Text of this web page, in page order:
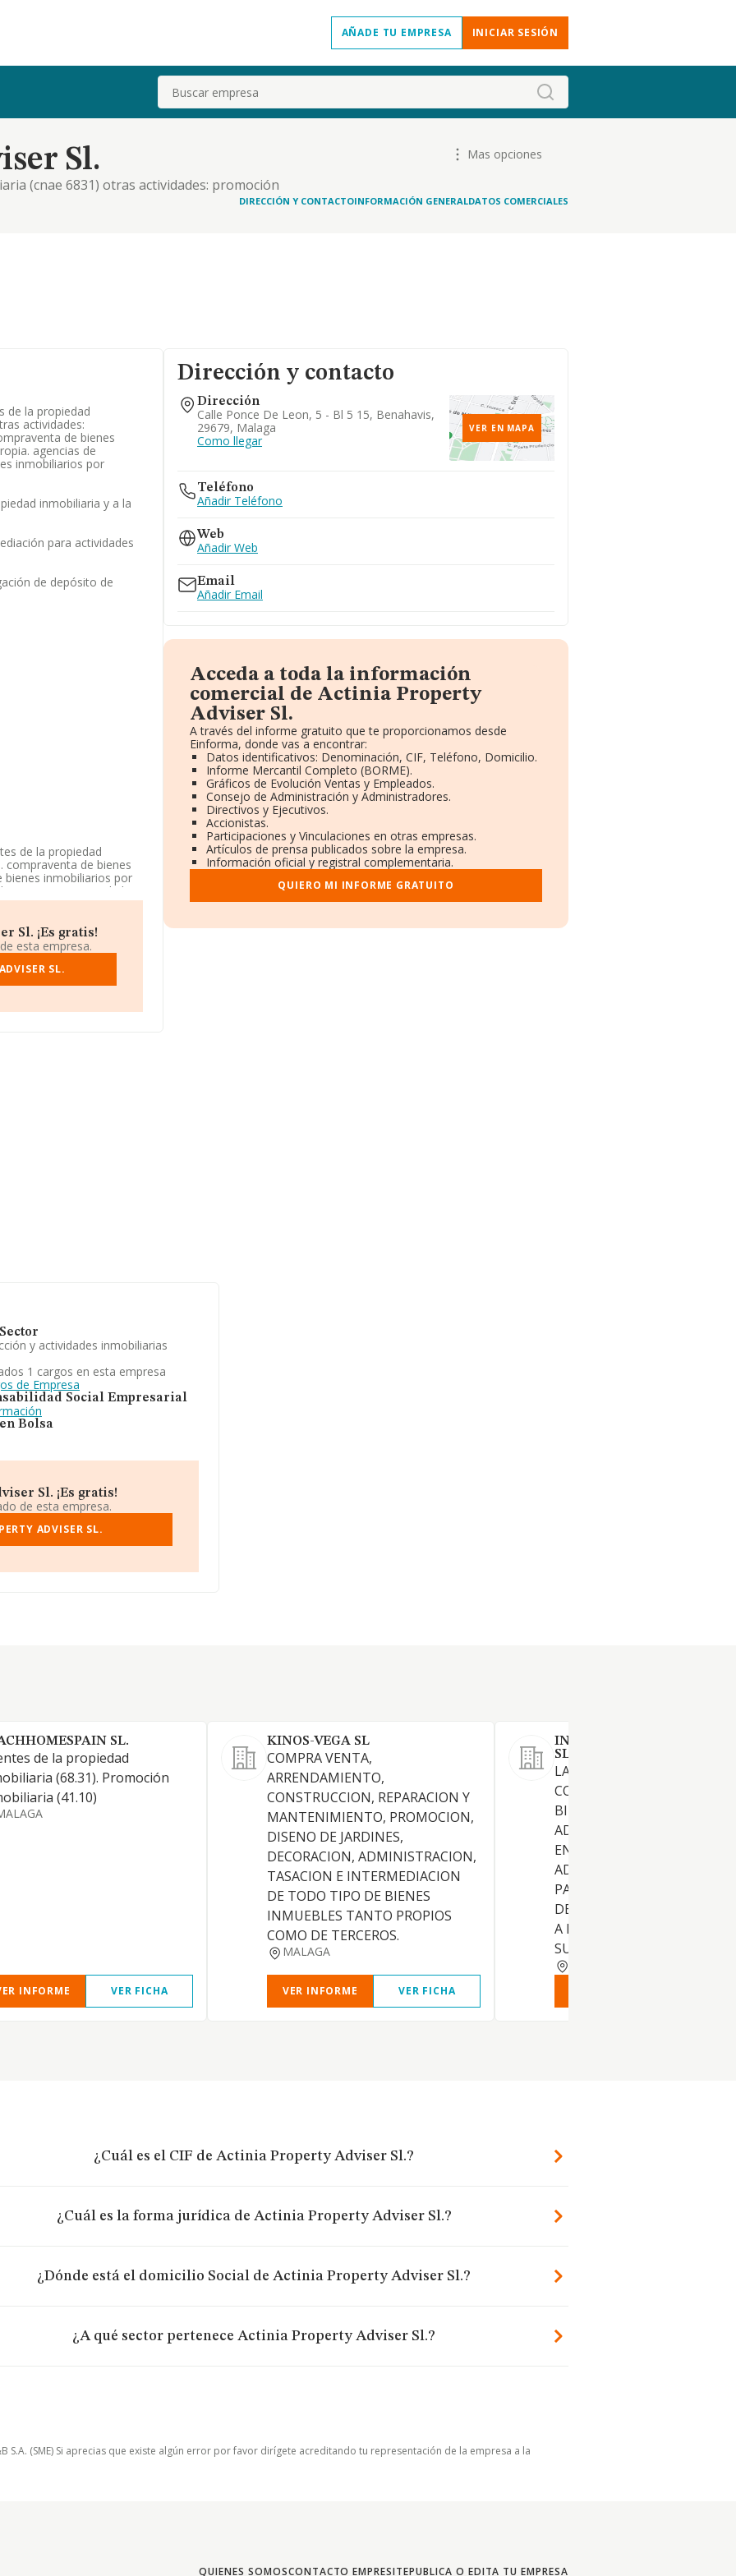
AÑADE TU EMPRESA INICIAR SESIÓN
Buscar
Sl.
(cnae 6831) otras actividades: promoción
cuenta propia. agencias de publicidad. alquiler
Mas opciones
DIRECCIÓN Y CONTACTOINFORMACIÓN GENERALDATOS COMERCIALES
de la propiedad
actividades:
de bienes
agencias de
inmobiliarios por
inmobiliaria y a la
para actividades
de depósito de
de la propiedad
compraventa de bienes
bienes inmobiliarios por
es 'Agentes de la
en mercados
está situada en Calle
compañías, en el
79 mil euros. Teniendo
Sl. ¡Es gratis!
esta empresa.
SL.
Dirección y contacto
Dirección
Calle Ponce De Leon, 5 - Bl 5 15, Benahavis,
29679, Malaga
Como llegar
VER EN MAPA
Teléfono
Añadir Teléfono
Web
Añadir Web
Email
Añadir Email
Acceda a toda la información
comercial de Actinia Property
Adviser Sl.
A través del informe gratuito que te proporcionamos desde
Einforma, donde vas a encontrar:
Datos identificativos: Denominación, CIF, Teléfono, Domicilio.
Informe Mercantil Completo (BORME).
Gráficos de Evolución Ventas y Empleados.
Consejo de Administración y Administradores.
Directivos y Ejecutivos.
Accionistas.
Participaciones y Vinculaciones en otras empresas.
Artículos de prensa publicados sobre la empresa.
Información oficial y registral complementaria.
QUIERO MI INFORME GRATUITO
y actividades inmobiliarias
1 cargos en esta empresa
de Empresa
Social Empresarial
Bolsa
Sl. ¡Es gratis!
de esta empresa.
ADVISER SL.
SL.
de la propiedad
(68.31). Promoción
(41.10)
INFORME VER FICHA
KINOS-VEGA SL
COMPRA VENTA,
ARRENDAMIENTO,
CONSTRUCCION, REPARACION Y
MANTENIMIENTO, PROMOCION,
DISENO DE JARDINES,
DECORACION, ADMINISTRACION,
TASACION E INTERMEDIACION
DE TODO TIPO DE BIENES
INMUEBLES TANTO PROPIOS
COMO DE TERCEROS.
MALAGA
VER INFORME VER FICHA
INVERSIONES CERRO
SL
LA INTERMEDIACION EN LA
COMPRA, VENTA Y
BIENES INMUEBLES. LA
ADQUISICION, TENENCIA,
ENAJENACION, PROMOCION,
ADMINISTRACION Y
PARCELACION DE
DEMAS ACTIVIDADES
A LA ORDENACION Y USO
SUE
¿Cuál es el CIF de Actinia Property Adviser Sl.?
¿Cuál es la forma jurídica de Actinia Property Adviser Sl.?
¿Dónde está el domicilio Social de Actinia Property Adviser Sl.?
¿A qué sector pertenece Actinia Property Adviser Sl.?
(SME) Si aprecias que existe algún error por favor dirígete acreditando tu representación de la empresa a la
QUIENES SOMOSCONTACTO EMPRESITEPUBLICA O EDITA TU EMPRESA